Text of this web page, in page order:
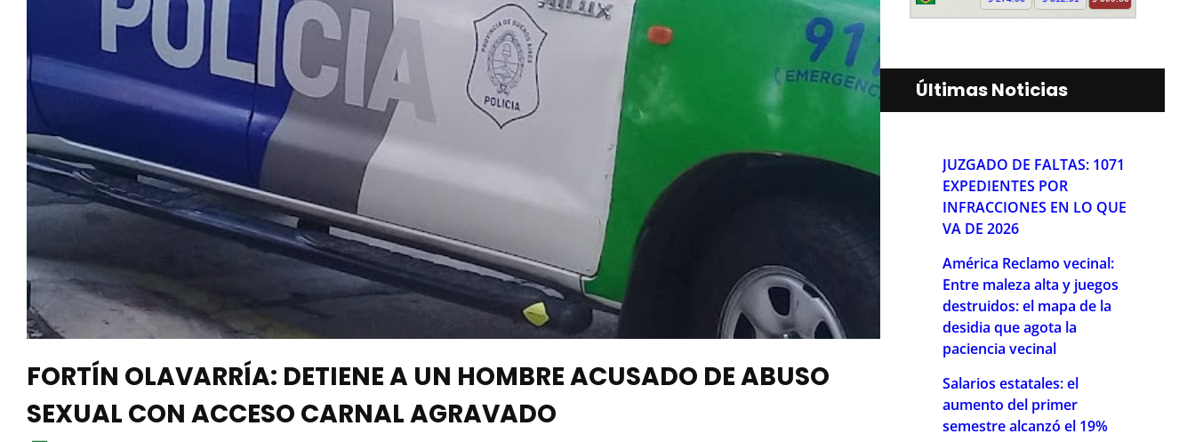
FORTÍN OLAVARRÍA: DETIENE A UN HOMBRE ACUSADO DE ABUSO
SEXUAL CON ACCESO CARNAL AGRAVADO
Últimas Noticias
JUZGADO DE FALTAS: 1071
EXPEDIENTES POR
INFRACCIONES EN LO QUE
VA DE 2026
América Reclamo vecinal:
Entre maleza alta y juegos
destruidos: el mapa de la
desidia que agota la
paciencia vecinal
Salarios estatales: el
aumento del primer
semestre alcanzó el 19%